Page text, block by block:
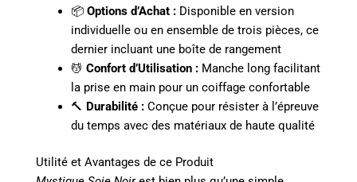
📦 Options d’Achat :Disponible en version
individuelle ou en ensemble de trois pièces, ce
dernier incluant une boîte de rangement
💆 Confort d’Utilisation :Manche long facilitant
la prise en main pour un coiffage confortable
🔨 Durabilité :Conçue pour résister à l’épreuve
du temps avec des matériaux de haute qualité
Utilité et Avantages de ce Produit